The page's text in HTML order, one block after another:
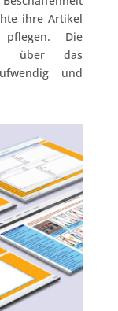
ihre Artikel
pflegen. Die
über das
und